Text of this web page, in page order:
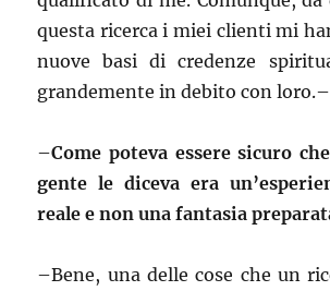
questa ricerca i miei clienti mi
nuove basi di credenze
grandemente in debito con loro.–
–Come poteva essere sicuro
gente le diceva era
reale e non una fantasia
–Bene, una delle cose che un